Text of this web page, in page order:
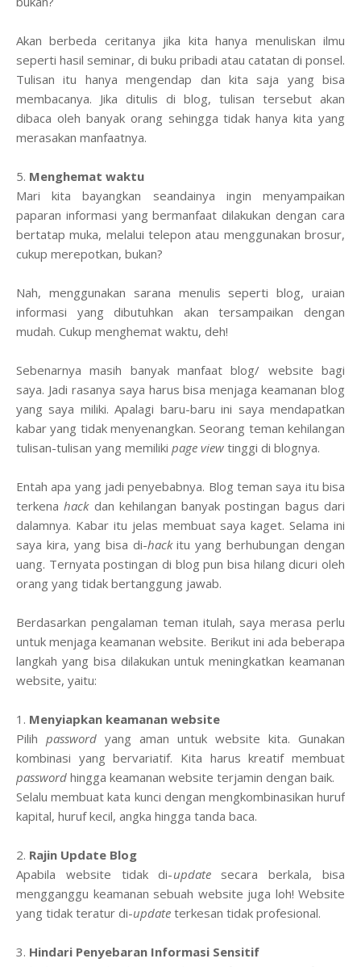
Akan berbeda ceritanya jika kita hanya menuliskan ilmu
seperti hasil seminar, di buku pribadi atau catatan di ponsel.
Tulisan itu hanya mengendap dan kita saja yang bisa
membacanya. Jika ditulis di blog, tulisan tersebut akan
dibaca oleh banyak orang sehingga tidak hanya kita yang
merasakan manfaatnya.
5. Menghemat waktu
Mari kita bayangkan seandainya ingin menyampaikan
paparan informasi yang bermanfaat dilakukan dengan cara
bertatap muka, melalui telepon atau menggunakan brosur,
cukup merepotkan, bukan?
Nah, menggunakan sarana menulis seperti blog, uraian
informasi yang dibutuhkan akan tersampaikan dengan
mudah. Cukup menghemat waktu, deh!
Sebenarnya masih banyak manfaat blog/ website bagi
saya. Jadi rasanya saya harus bisa menjaga keamanan blog
yang saya miliki. Apalagi baru-baru ini saya mendapatkan
kabar yang tidak menyenangkan. Seorang teman kehilangan
tulisan-tulisan yang memiliki page view tinggi di blognya.
Entah apa yang jadi penyebabnya. Blog teman saya itu bisa
terkenahackdan kehilangan banyak postingan bagus dari
dalamnya. Kabar itu jelas membuat saya kaget. Selama ini
saya kira, yang bisa di-hackitu yang berhubungan dengan
uang. Ternyata postingan di blog pun bisa hilang dicuri oleh
orang yang tidak bertanggung jawab.
Berdasarkan pengalaman teman itulah, saya merasa perlu
untuk menjaga keamanan website. Berikut ini ada beberapa
langkah yang bisa dilakukan untuk meningkatkan keamanan
website, yaitu:
1. Menyiapkan keamanan website
Pilih password yang aman untuk website kita. Gunakan
kombinasi yang bervariatif. Kita harus kreatif membuat
password hingga keamanan website terjamin dengan baik.
Selalu membuat kata kunci dengan mengkombinasikan huruf
kapital, huruf kecil, angka hingga tanda baca.
2. Rajin Update Blog
Apabila website tidak di-updatesecara berkala, bisa
mengganggu keamanan sebuah website juga loh! Website
yang tidak teratur di-update terkesan tidak profesional.
3. Hindari Penyebaran Informasi Sensitif